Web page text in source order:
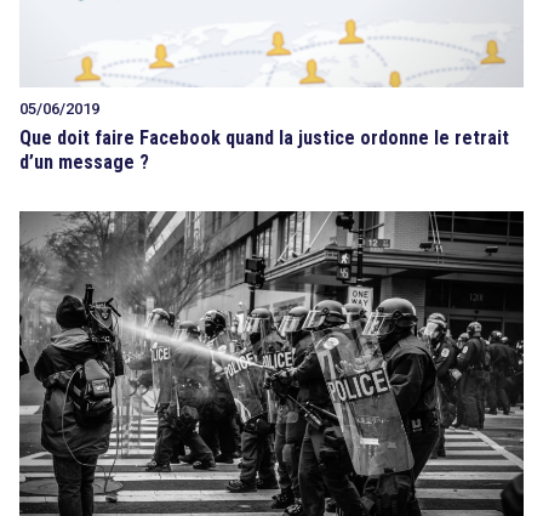
05/06/2019
Que doit faire Facebook quand la justice ordonne le retrait
d’un message ?